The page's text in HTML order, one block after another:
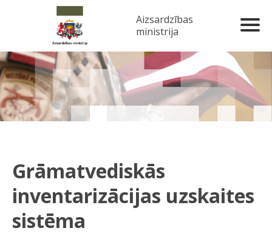
Aizsardzības
ministrija
Grāmatvediskās
inventarizācijas uzskaites
sistēma